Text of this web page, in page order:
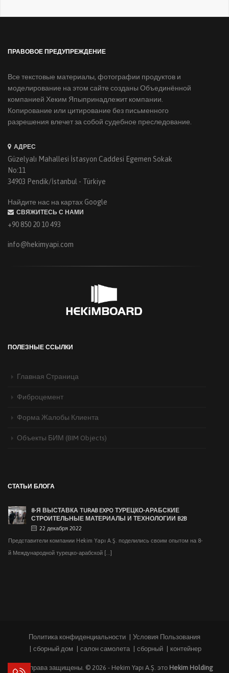
ПРАВОВОЕ ПРЕДУПРЕЖДЕНИЕ
Все текстовые материалы, фотографии продуктов и
моделирование на этом сайте созданы Объединённой
компанией Хеким Япыпринадлежит компании.
Копирование или цитирование без письменного
разрешения влечет за собой судебное преследование.
АДРЕС
Güzelyalı Mahallesi İstasyon Caddesi Egemen Sokak
No:11
34903 Pendik/İstanbul - Türkiye
Найдите нас на картах Google
СВЯЖИТЕСЬ С НАМИ
+90 850 20 10 493
info@hekimyapi.com
ПОЛЕЗНЫЕ ССЫЛКИ
Главная Страница
Фиброцемент
Форма Жалобы Клиента
Объекты БИМ (BIM Objects)
СТАТЬИ БЛОГА
2019 года на [...]
8-Я ВЫСТАВКА TURAB EXPO ТУРЕЦКО-АРАБСКИЕ
СТРОИТЕЛЬНЫЕ МАТЕРИАЛЫ И ТЕХНОЛОГИИ B2B
22 декабря 2022
Представители компании Hekim Yapı A.Ş. поделились своим опытом на 8-
й Международной турецко-арабской [...]
ХЕКИМ ЯПЫ ПРОВЕЛ 15-Е СОБРАНИЕ ДИЛЕРОВ
Hekim Yapı A.Ş. , которая является пионером в этом секторе в [...]
Политика конфиденциальности
Условия Пользования
сборный дом
салон самолета сборный контейнер
Все права защищены. © 2026 - Hekim Yapı A.Ş. это Hekim Holding